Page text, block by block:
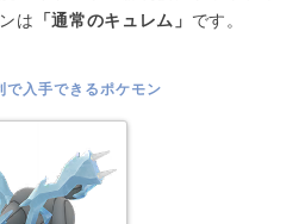
は
「通常のキュレム」 です。
入手できるポケモン